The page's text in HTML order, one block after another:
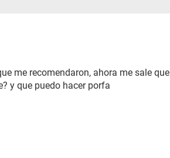
me recomendaron, ahora me sale que
y que puedo hacer porfa